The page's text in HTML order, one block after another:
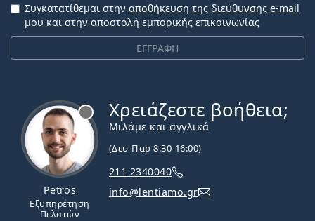
ΕΓΓΡΑΦΗ
Συγκατατίθεμαι στην αποθήκευση της διεύθυνσης e-mail
μου και στην αποστολή εμπορικής επικοινωνίας
Petros
Εξυπηρέτηση
Πελατών
Χρειάζεστε βοήθεια;
Μιλάμε και αγγλικά
(Δευ-Παρ 8:30-16:00)
211 2340040
info@lentiamo.gr